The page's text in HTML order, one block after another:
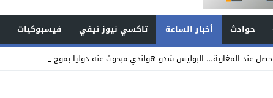
حوادث أخبار الساعة تاكسي نيوز تيفي فيسبوكيات
حصل عند المغاربة… البوليس شدو هولندي مبحوث عنه دوليا بموجب نشرة حمراء _